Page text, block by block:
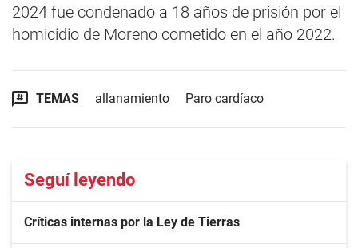
2024 fue condenado a 18 años de prisión por el
homicidio de Moreno cometido en el año 2022.
TEMAS allanamiento Paro cardíaco
Seguí leyendo
Críticas internas por la Ley de Tierras